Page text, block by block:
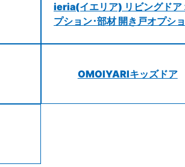
ieria(イエリア) リビングドア
プション･部材 開き戸オプシ
OMOIYARIキッズドア